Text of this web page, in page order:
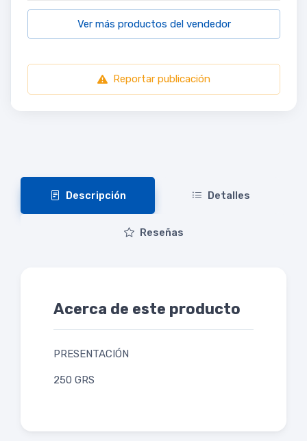
Ver más productos del vendedor
Reportar publicación
Descripción Detalles
Reseñas
Acerca de este producto
PRESENTACIÓN
250 GRS